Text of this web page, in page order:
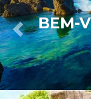
BEM-
Previous